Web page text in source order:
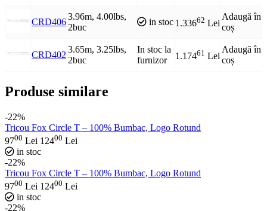
CRD406
3.96m, 4.00lbs,
2buc
in stoc 1.33662 Lei
Adaugă în
coș
CRD402
3.65m, 3.25lbs,
2buc
In stoc la
furnizor
1.17461 Lei
Adaugă în
coș
Produse similare
-22%
Tricou Fox Circle T – 100% Bumbac, Logo Rotund
9700 Lei 12400 Lei
in stoc
-22%
Tricou Fox Circle T – 100% Bumbac, Logo Rotund
9700 Lei 12400 Lei
in stoc
-22%